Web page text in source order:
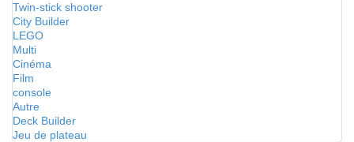
Twin-stick shooter
City Builder
LEGO
Multi
Cinéma
Film
console
Autre
Deck Builder
Jeu de plateau